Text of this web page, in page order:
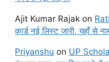
Ajit Kumar Rajak on
कार्ड नई लिस्ट जारी, यहाँ से
Priyanshu on UP